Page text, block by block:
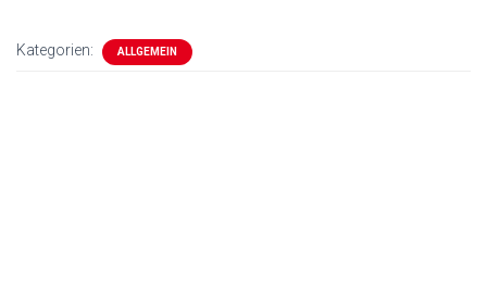
Kategorien: ALLGEMEIN